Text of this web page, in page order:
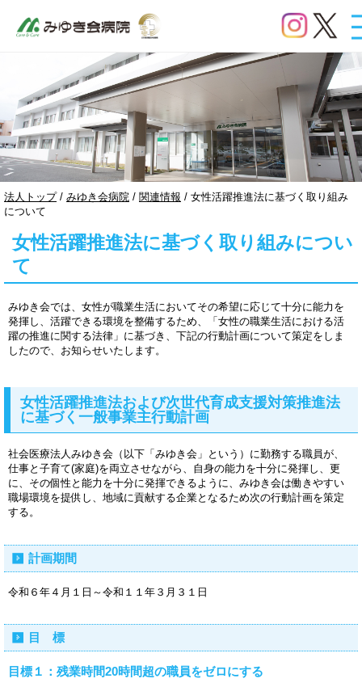
現
在
位
置：
法人トップ/ みゆき会病院 / 関連情報 / 女性活躍推進法に基づく取り組み
について
女性活躍推進法に基づく取り組みについ
て
みゆき会では、女性が職業生活においてその希望に応じて十分に能力を
発揮し、活躍できる環境を整備するため、「女性の職業生活における活
躍の推進に関する法律」に基づき、下記の行動計画について策定をしま
したので、お知らせいたします。
女性活躍推進法および次世代育成支援対策推進法
に基づく一般事業主行動計画
社会医療法人みゆき会（以下「みゆき会」という）に勤務する職員が、
仕事と子育て(家庭)を両立させながら、自身の能力を十分に発揮し、更
に、その個性と能力を十分に発揮できるように、みゆき会は働きやすい
職場環境を提供し、地域に貢献する企業となるため次の行動計画を策定
する。
計画期間
令和６年４月１日～令和１１年３月３１日
目 標
目標 １：残業時間20時間超の職員をゼロにする